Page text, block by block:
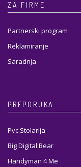
ZA FIRME
Partnerski program
Reklamiranje
Saradnja
PREPORUKA
Pvc Stolarija
Big Digital Bear
Handyman 4 Me